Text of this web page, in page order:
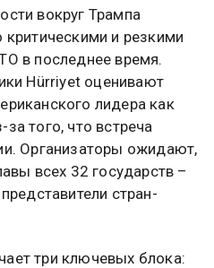
вокруг Трампа
критическими и резкими
в последнее время.
Hürriyet оценивают
лидера как
того, что встреча
Организаторы ожидают,
всех 32 государств –
стран-
три ключевых блока: